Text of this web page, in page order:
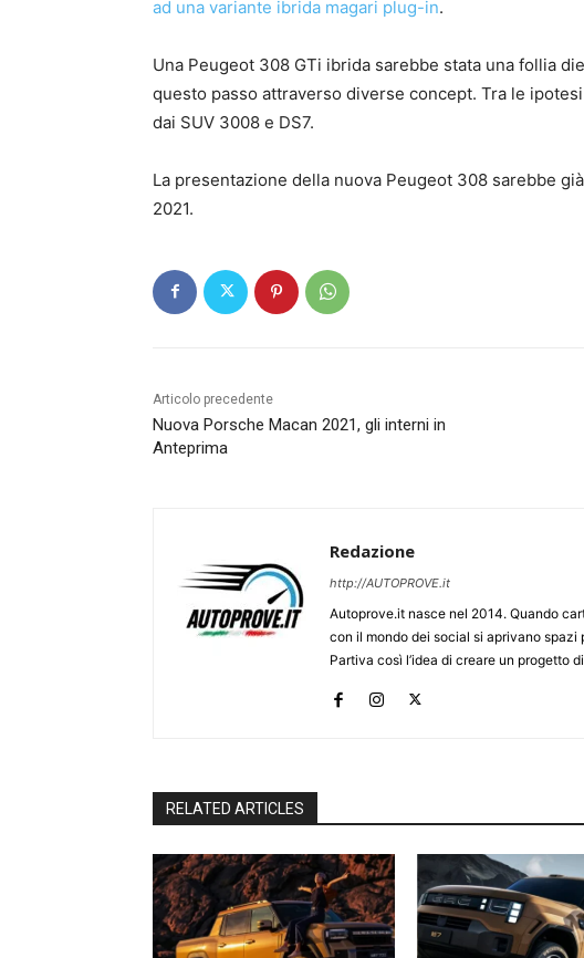
ad una variante ibrida magari plug-in.
Una Peugeot 308 GTi ibrida sarebbe stata una follia
questo passo attraverso diverse concept. Tra le
dai SUV 3008 e DS7.
La presentazione della nuova Peugeot 308 sarebbe
2021.
Articolo precedente
Nuova Porsche Macan 2021, gli interni in
Anteprima
Redazione
http://AUTOPROVE.it
Autoprove.it nasce nel 2014. Quando
con il mondo dei social si aprivano
Partiva così l’idea di creare un progetto
RELATED ARTICLES